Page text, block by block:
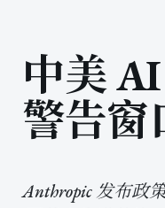
中美
警告窗
Anthropic 发布政